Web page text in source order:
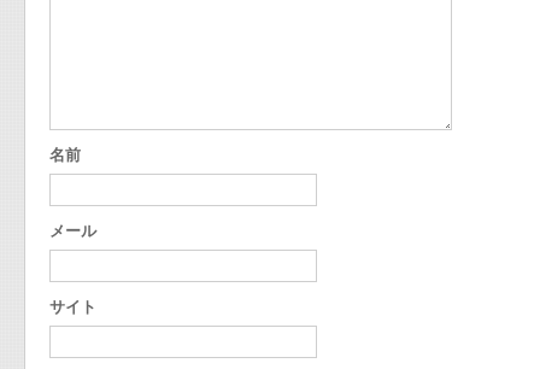
名前
メール
サイト